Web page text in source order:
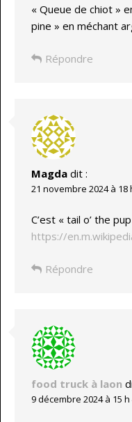
« Queue de chiot »
pine » en méchant
Répondre
Magda dit :
21 novembre 2024 à 18
C’est « tail o’ the
https://
Répondre
food truck à laon
9 décembre 2024 à 15 h